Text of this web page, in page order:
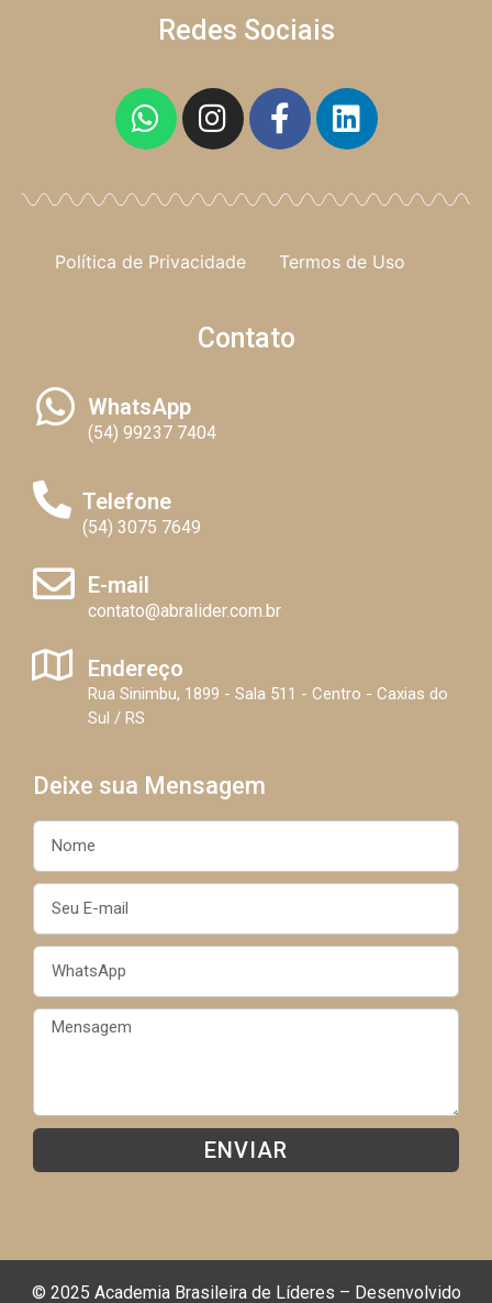
Redes Sociais
Política de Privacidade Termos de Uso
Contato
WhatsApp
(54) 99237 7404
Telefone
(54) 3075 7649
E-mail
contato@abralider.com.br
Endereço
Rua Sinimbu, 1899 - Sala 511 - Centro - Caxias do
Sul / RS
Deixe sua Mensagem
ENVIAR
© 2025 Academia Brasileira de Líderes – Desenvolvido